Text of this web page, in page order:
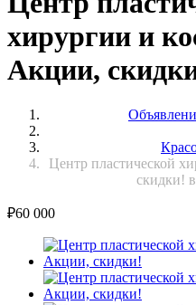
хирургии и
Акции,
Центр пластической
скидки!
₽60 000